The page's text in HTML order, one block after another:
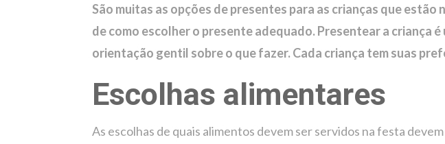
São muitas as opções de presentes para as crianças que
de como escolher o presente adequado. Presentear a criança
orientação gentil sobre o que fazer. Cada criança tem suas
Escolhas alimentares
As escolhas de quais alimentos devem ser servidos na festa